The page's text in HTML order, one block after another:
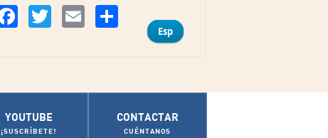
FacebookTwitter Email Compartir
Esp
YOUTUBE
¡SUSCRÍBETE!
CONTACTAR
CUÉNTANOS